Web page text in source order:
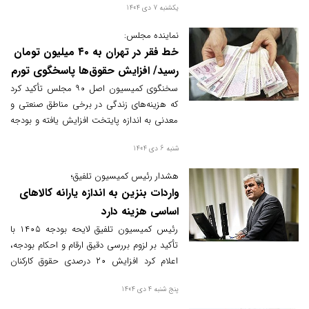
یکشنبه 7 دی 1404
نماینده مجلس:
خط فقر در تهران به ۴۰ میلیون تومان
رسید/ افزایش حقوق‌ها پاسخگوی تورم
نیست
سخنگوی کمیسیون اصل ۹۰ مجلس تأکید کرد
که هزینه‌های زندگی در برخی مناطق صنعتی و
معدنی به اندازه پایتخت افزایش یافته و بودجه
شنبه 6 دی 1404
هشدار رئیس کمیسیون تلفیق؛
واردات بنزین به اندازه یارانه کالاهای
اساسی هزینه دارد
رئیس کمیسیون تلفیق لایحه بودجه ۱۴۰۵ با
تأکید بر لزوم بررسی دقیق ارقام و احکام بودجه،
اعلام کرد افزایش ۲۰ درصدی حقوق کارکنان
در تلاش است با اصلاح این موضوع، وضعیت
پنج شنبه 4 دی 1404